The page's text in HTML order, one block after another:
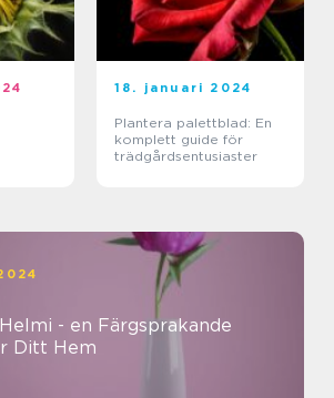
18. januari 2024
Plantera palettblad: En
komplett guide för
trädgårdsentusiaster
- en Färgsprakande
Ditt Hem